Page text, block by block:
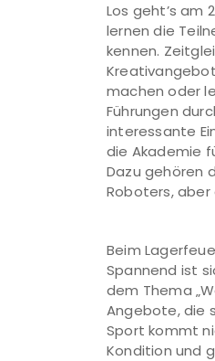
Los geht’s am
lernen die
kennen.
machen oder
Führungen
interessante
die Akademie
Dazu gehören
Roboters, aber
Beim
Spannend ist
dem Thema
Angebote, die
Sport kommt
Kondition und